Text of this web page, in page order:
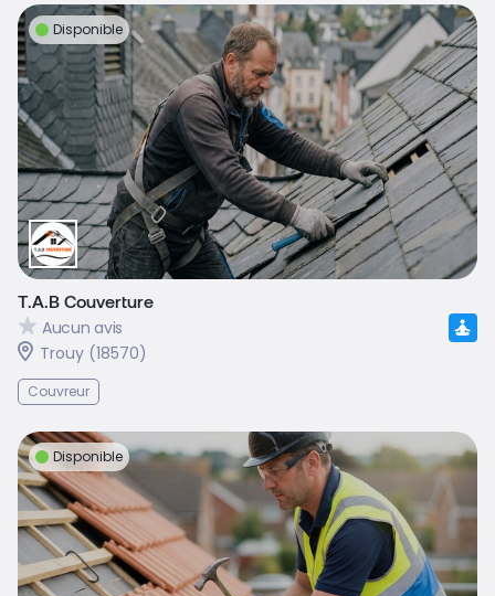
Disponible
T.A.B Couverture
Aucun avis
Trouy (18570)
Couvreur
Disponible